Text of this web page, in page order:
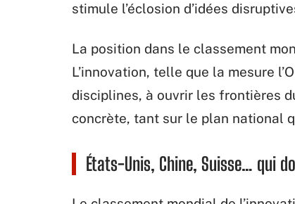
stimule l’éclosion d’idées
La position dans le classement
L’innovation, telle que la mesure
disciplines, à ouvrir les frontières
concrète, tant sur le plan national
États-Unis, Chine, Suisse… qui